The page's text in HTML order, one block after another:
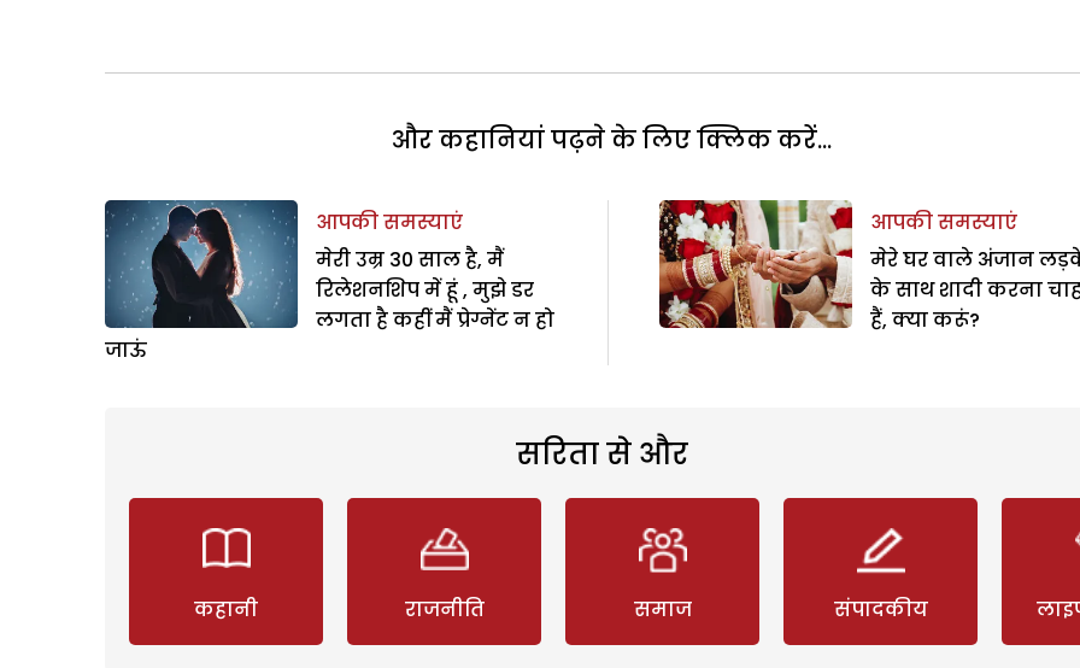
और कहानियां पढ़ने के लिए क्लिक करें...
आपकी समस्याएं
मेरी उम्र 30 साल है, मैं
रिलेशनशिप में हूं , मुझे डर
लगता है कहीं मैं प्रेग्नेंट न हो
जाऊं
आपकी समस्याएं
मेरे घर वाले अंजान
के साथ शादी करना
हैं, क्या करूं?
सरिता से और
कहानी राजनीति समाज संपादकीय